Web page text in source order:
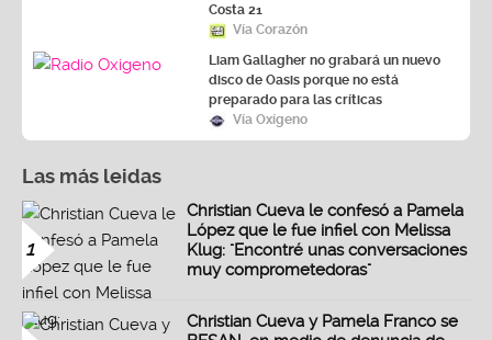
Costa 21
Vía Corazón
Liam Gallagher no grabará un nuevo
disco de Oasis porque no está
preparado para las críticas
Vía Oxígeno
Las más leidas
1
Christian Cueva le confesó a Pamela
López que le fue infiel con Melissa
Klug: "Encontré unas conversaciones
muy comprometedoras"
Christian Cueva y Pamela Franco se